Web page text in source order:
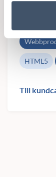
för
HTML5
Till